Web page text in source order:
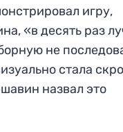
игру,
«в десять раз
не
стала
назвал это